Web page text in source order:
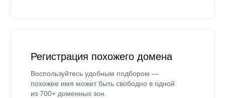
Регистрация похожего домена
Воспользуйтесь удобным подбором —
похожее имя может быть свободно в одной
из 700+ доменных зон.